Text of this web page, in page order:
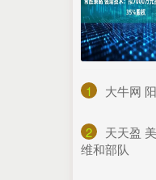
1 大牛网
2
天天盈
维和部队